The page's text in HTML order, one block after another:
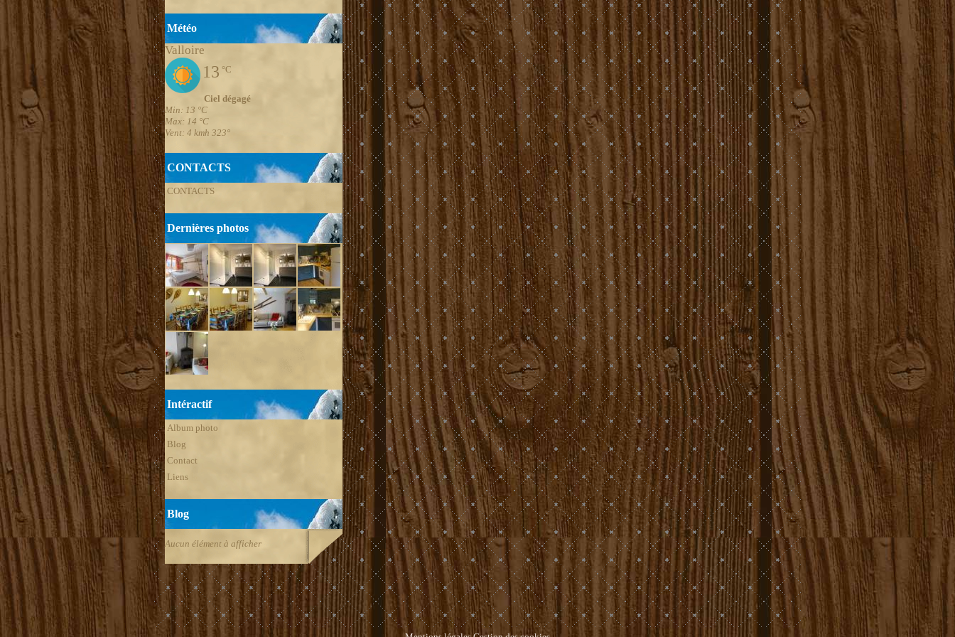
Météo
Valloire
13 °C
Ciel dégagé
Min: 13 °C
Max: 14 °C
Vent: 4 kmh 323°
CONTACTS
CONTACTS
Dernières photos
Intéractif
Album photo
Blog
Contact
Liens
Blog
Aucun élément à afficher